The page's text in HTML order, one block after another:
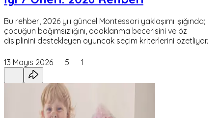
Bu rehber, 2026 yılı güncel Montessori yaklaşımı ışığında;
çocuğun bağımsızlığını, odaklanma becerisini ve öz
disiplinini destekleyen oyuncak seçim kriterlerini özetliyor.
13 Mayıs 2026 5 1